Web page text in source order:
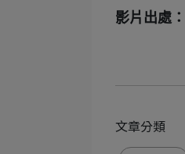
影片出處：
文章分類